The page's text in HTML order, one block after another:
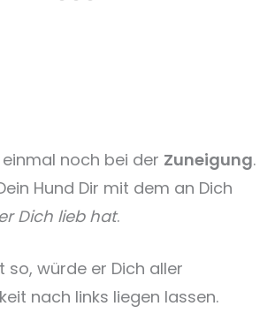
noch bei der Zuneigung.
Hund Dir mit dem an Dich
Dich lieb hat.
so, würde er Dich aller
nach links liegen lassen.